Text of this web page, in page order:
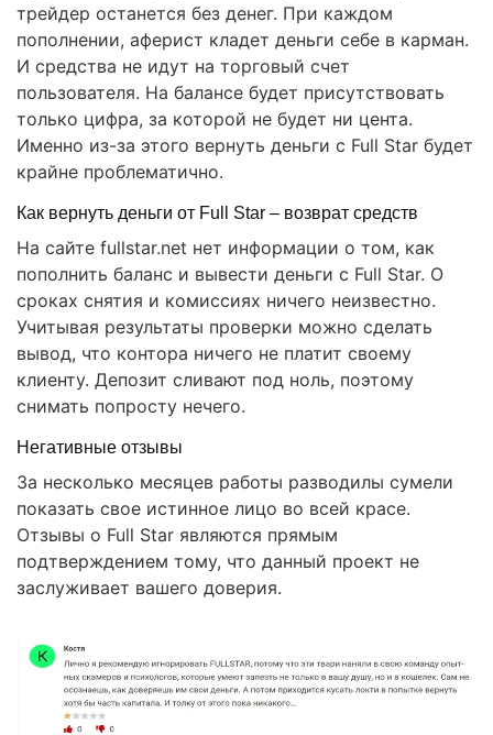
трейдер останется без денег. При каждом
пополнении, аферист кладет деньги себе в карман.
И средства не идут на торговый счет
пользователя. На балансе будет присутствовать
только цифра, за которой не будет ни цента.
Именно из-за этого вернуть деньги с Full Star будет
крайне проблематично.
Как вернуть деньги от Full Star – возврат средств
На сайте fullstar.net нет информации о том, как
пополнить баланс и вывести деньги с Full Star. О
сроках снятия и комиссиях ничего неизвестно.
Учитывая результаты проверки можно сделать
вывод, что контора ничего не платит своему
клиенту. Депозит сливают под ноль, поэтому
снимать попросту нечего.
Негативные отзывы
За несколько месяцев работы разводилы сумели
показать свое истинное лицо во всей красе.
Отзывы о Full Star являются прямым
подтверждением тому, что данный проект не
заслуживает вашего доверия.